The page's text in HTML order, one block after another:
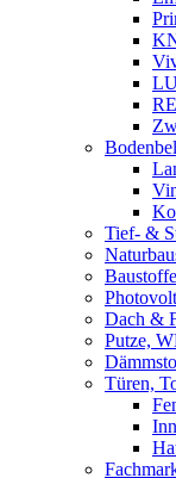
Tief- &
Baustoffe
Dach &
Putze,
Türen,